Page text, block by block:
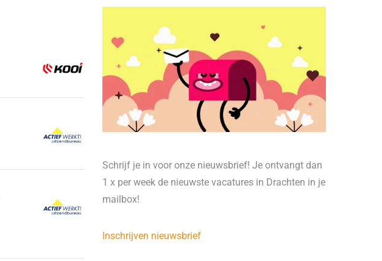
Schrijf je in voor onze nieuwsbrief! Je ontvangt dan
1 x per week de nieuwste vacatures in Drachten in je
mailbox!
Inschrijven nieuwsbrief